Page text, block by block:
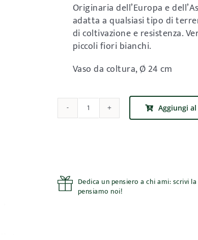
Originaria dell’Europa e
adatta a qualsiasi tipo di
di coltivazione e resistenza.
piccoli fiori bianchi.
Vaso da coltura, Ø 24 cm
Susino
Aggiungi
Dedica un pensiero a chi ami: scrivi
pensiamo noi!